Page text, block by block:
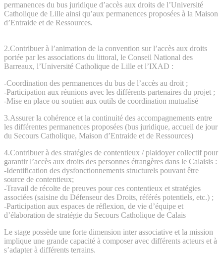
permanences du bus juridique d’accès aux droits de l’Université
Catholique de Lille ainsi qu’aux permanences proposées à la Maison
d’Entraide et de Ressources.
2.Contribuer à l’animation de la convention sur l’accès aux droits
portée par les associations du littoral, le Conseil National des
Barreaux, l’Université Catholique de Lille et l’IXAD :
-Coordination des permanences du bus de l’accès au droit ;
-Participation aux réunions avec les différents partenaires du projet ;
-Mise en place ou soutien aux outils de coordination mutualisé
3.Assurer la cohérence et la continuité des accompagnements entre
les différentes permanences proposées (bus juridique, accueil de jour
du Secours Catholique, Maison d’Entraide et de Ressources)
4.Contribuer à des stratégies de contentieux / plaidoyer collectif pour
garantir l’accès aux droits des personnes étrangères dans le Calaisis :
-Identification des dysfonctionnements structurels pouvant être
source de contentieux;
-Travail de récolte de preuves pour ces contentieux et stratégies
associées (saisine du Défenseur des Droits, référés potentiels, etc.) ;
-Participation aux espaces de réflexion, de vie d’équipe et
d’élaboration de stratégie du Secours Catholique de Calais
Le stage possède une forte dimension inter associative et la mission
implique une grande capacité à composer avec différents acteurs et à
s’adapter à différents terrains.